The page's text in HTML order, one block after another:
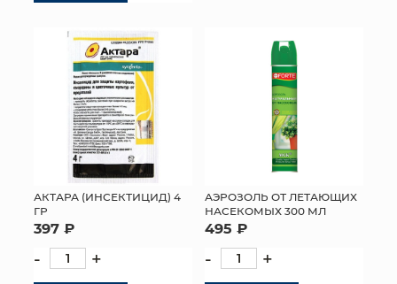
ПАКЕТЫ И СУМКИ
ПОДАРОЧНЫЕ КАРТЫ
ТОРГОВЫЙ ЦЕНТР
ОПТОВЫМ КЛИЕНТАМ
КОНТАКТЫ
АКТАРА (ИНСЕКТИЦИД) 4
ГР
397 ₽
- +
АЭРОЗОЛЬ ОТ ЛЕТАЮЩИХ
НАСЕКОМЫХ 300 МЛ
495 ₽
- +